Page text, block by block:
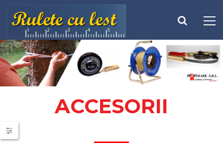
ACCESORII
utilizare a ruletelor cu lest.